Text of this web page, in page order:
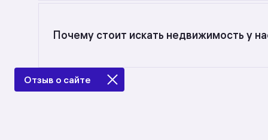
Почему стоит искать недвижимость у
за квадратный метр в Свердловской
пойдёт не так.
Отзыв о сайте